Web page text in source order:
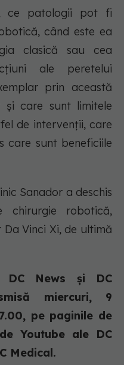
ce patologii pot fi
când este ea
clasică sau cea
ale peretelui
prin această
și care sunt limitele
de intervenții, care
care sunt beneficiile
Sanador a deschis
chirurgie robotică,
Vinci Xi, de ultimă
DC News și DC
miercuri, 9
pe paginile de
Youtube ale DC
Medical.